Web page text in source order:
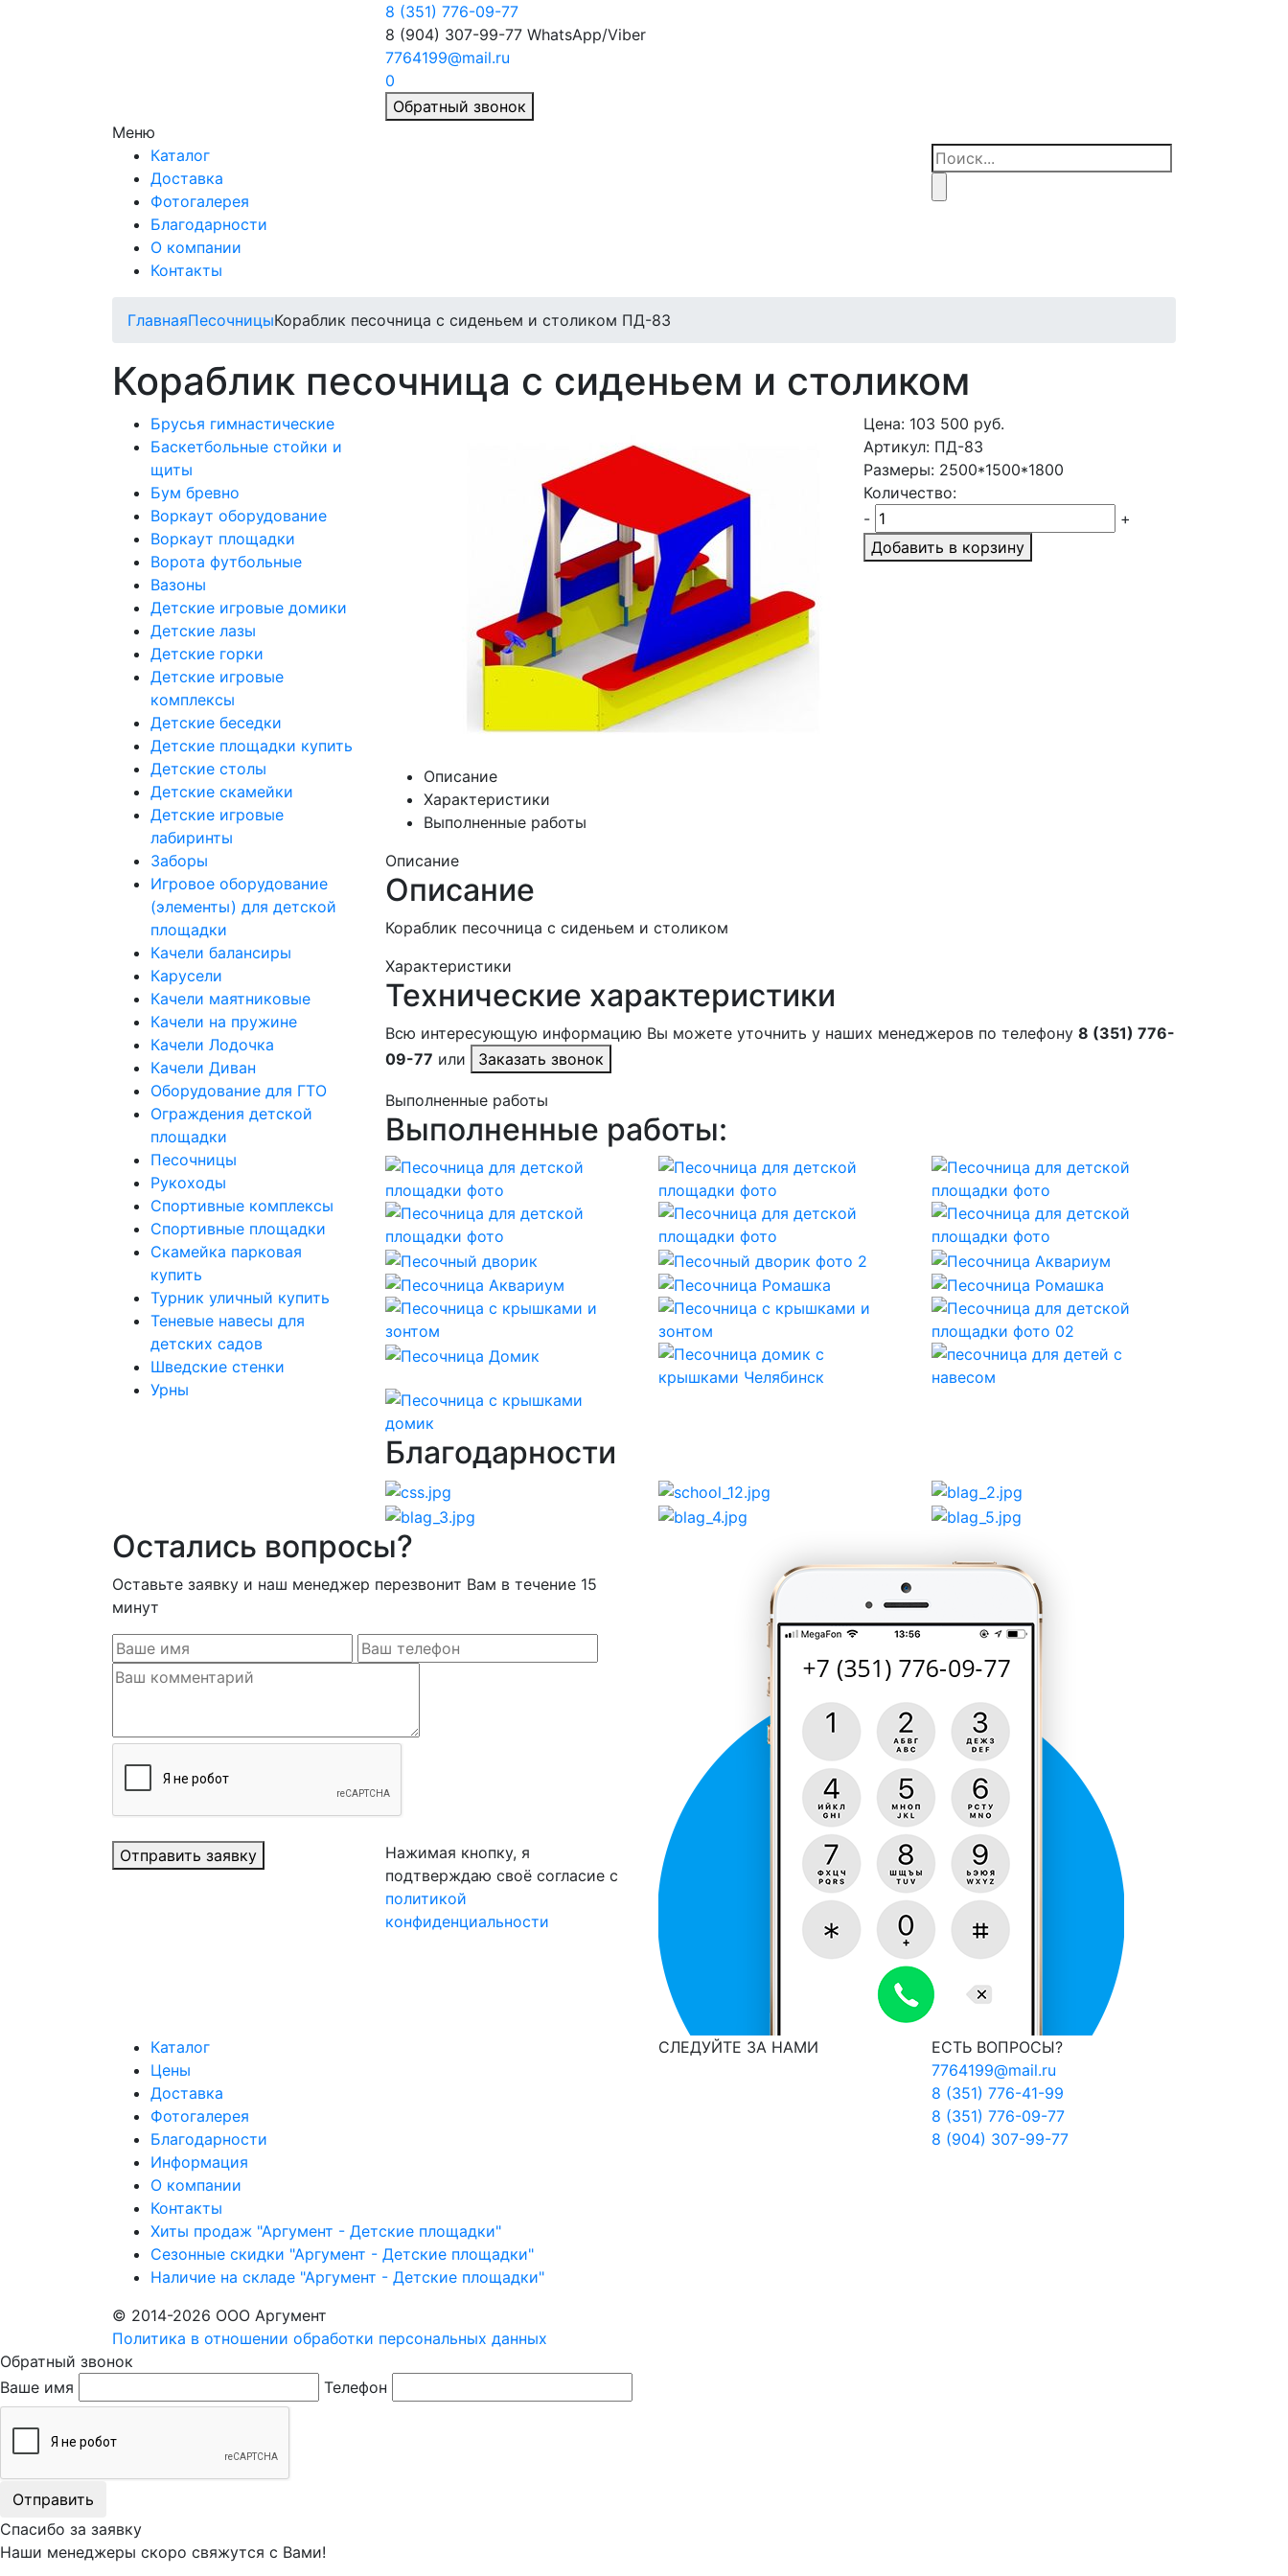
8 (351) 776-09-77
8 (904) 307-99-77 WhatsApp/Viber
7764199@mail.ru
0
Обратный звонок
Меню
Каталог
Доставка
Фотогалерея
Благодарности
О компании
Контакты
ГлавнаяПесочницыКораблик песочница с сиденьем и столиком ПД-83
Кораблик песочница с сиденьем и столиком
Брусья гимнастические
Баскетбольные стойки и
щиты
Бум бревно
Воркаут оборудование
Воркаут площадки
Ворота футбольные
Вазоны
Детские игровые домики
Детские лазы
Детские горки
Детские игровые
комплексы
Детские беседки
Детские площадки купить
Детские столы
Детские скамейки
Детские игровые
лабиринты
Заборы
Игровое оборудование
(элементы) для детской
площадки
Качели балансиры
Карусели
Качели маятниковые
Качели на пружине
Качели Лодочка
Качели Диван
Оборудование для ГТО
Ограждения детской
площадки
Песочницы
Рукоходы
Спортивные комплексы
Спортивные площадки
Скамейка парковая
купить
Турник уличный купить
Теневые навесы для
детских садов
Шведские стенки
Урны
Цена: 103 500 руб.
Артикул: ПД-83
Размеры: 2500*1500*1800
Количество:
-
+
Добавить в корзину
Описание
Характеристики
Выполненные работы
Описание
Описание
Кораблик песочница с сиденьем и столиком
Характеристики
Технические характеристики
Всю интересующую информацию Вы можете уточнить у наших менеджеров по телефону 8 (351) 776-
09-77 или Заказать звонок
Выполненные работы
Выполненные работы:
Благодарности
Остались вопросы?
Оставьте заявку и наш менеджер перезвонит Вам в течение 15
минут
Отправить заявку
Нажимая кнопку, я
подтверждаю своё согласие с
политикой
конфиденциальности
Каталог
Цены
Доставка
Фотогалерея
Благодарности
Информация
О компании
Контакты
Хиты продаж "Аргумент - Детские площадки"
Сезонные скидки "Аргумент - Детские площадки"
Наличие на складе "Аргумент - Детские площадки"
СЛЕДУЙТЕ ЗА НАМИ
ЕСТЬ ВОПРОСЫ?
7764199@mail.ru
8 (351) 776-41-99
8 (351) 776-09-77
8 (904) 307-99-77
© 2014-2026 ООО Аргумент
Политика в отношении обработки персональных данных
Обратный звонок
Ваше имя
Телефон
Отправить
Спасибо за заявку
Наши менеджеры скоро свяжутся с Вами!